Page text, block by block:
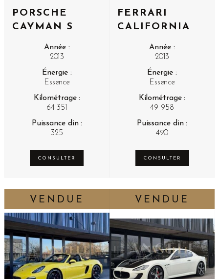
PORSCHE
CAYMAN S
Année :
2013
Énergie :
Essence
Kilométrage :
64 351
Puissance din :
325
CONSULTER
FERRARI
CALIFORNIA
Année :
2013
Énergie :
Essence
Kilométrage :
49 958
Puissance din :
490
CONSULTER